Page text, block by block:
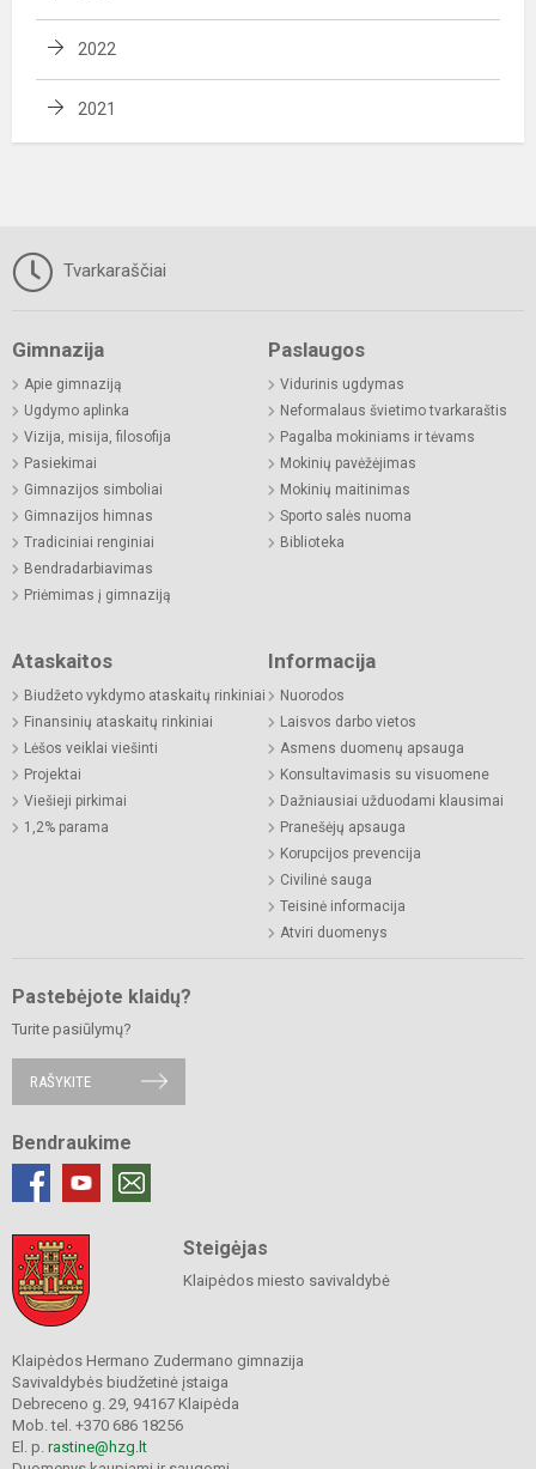
2022
2021
Tvarkaraščiai
Gimnazija
Apie gimnaziją
Ugdymo aplinka
Vizija, misija, filosofija
Pasiekimai
Gimnazijos simboliai
Gimnazijos himnas
Tradiciniai renginiai
Bendradarbiavimas
Priėmimas į gimnaziją
Paslaugos
Vidurinis ugdymas
Neformalaus švietimo tvarkaraštis
Pagalba mokiniams ir tėvams
Mokinių pavėžėjimas
Mokinių maitinimas
Sporto salės nuoma
Biblioteka
Ataskaitos
Biudžeto vykdymo ataskaitų rinkiniai
Finansinių ataskaitų rinkiniai
Lėšos veiklai viešinti
Projektai
Viešieji pirkimai
1,2% parama
Informacija
Nuorodos
Laisvos darbo vietos
Asmens duomenų apsauga
Konsultavimasis su visuomene
Dažniausiai užduodami klausimai
Pranešėjų apsauga
Korupcijos prevencija
Civilinė sauga
Teisinė informacija
Atviri duomenys
Pastebėjote klaidų?
Turite pasiūlymų?
RAŠYKITE
Bendraukime
Steigėjas
Klaipėdos miesto savivaldybė
Klaipėdos Hermano Zudermano gimnazija
Savivaldybės biudžetinė įstaiga
Debreceno g. 29, 94167 Klaipėda
Mob. tel. +370 686 18256
El. p. rastine@hzg.lt